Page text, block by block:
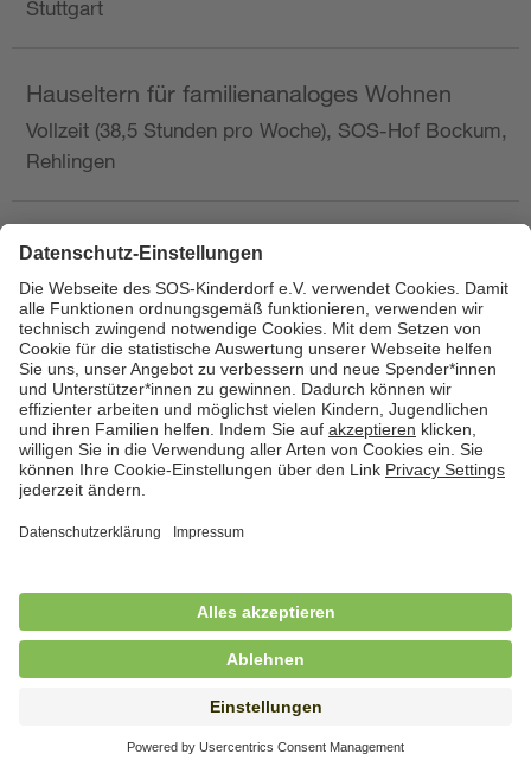
Stuttgart
Hauseltern für familienanaloges Wohnen
Vollzeit (38,5 Stunden pro Woche), SOS-Hof Bockum,
Rehlingen
Hauswirtschafterin / Köchin (m/w/d) als
Ausbilderin (m/w/d) im Bereich
Nahrungszubereitung
in Vollzeit (38,5 Std./Wo.), SOS-Kinderdorf
Saarbrücken, Saarbrücken
Hauswirtschaftskraft (m/w/d)
in Teilzeit (mind. 20 - max. 30 Std./.Wo.), SOS-
Hauswirtschaftskraft (m/w/d)
in unbefristeter Anstellung, Teilzeit (20 Std./Wo.), SOS-
Kinderdorf Dortmund, Hagen